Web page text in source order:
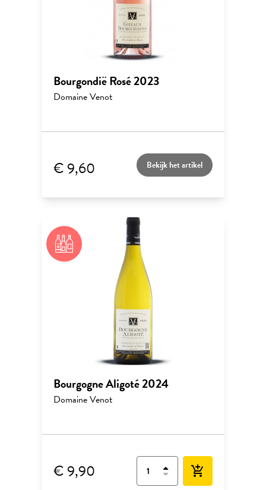
Bourgondië Rosé 2023
Domaine Venot
€ 9,60 Bekijk het artikel
Bourgogne Aligoté 2024
Domaine Venot
€ 9,90 add_shopping_cart